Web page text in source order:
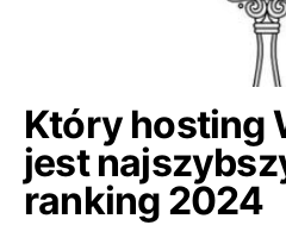
Który hosting
jest
ranking 2024